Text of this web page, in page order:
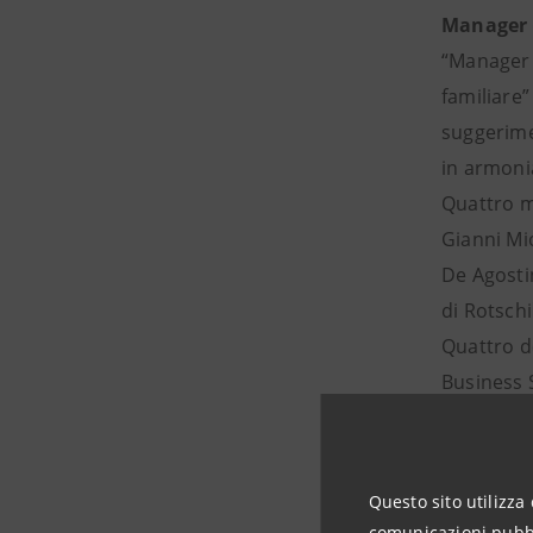
Questo sito utilizza
in
Quattro
Gianni
De
di
Quattro
Business
Bernardo